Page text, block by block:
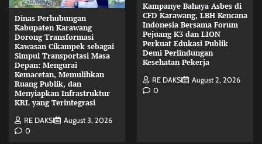
Dinas Perhubungan
Kabupaten Karawang
Dorong Transformasi
Kawasan Cikampek sebagai
Simpul Transportasi Masa
Depan: Mengurai
Kemacetan, Memulihkan
Ruang Publik, dan
Menyiapkan Infrastruktur
KRL yang Terintegrasi
RE DAKSI
August 3, 2026
0
Kampanye Bahaya Asbes di
CFD Karawang, LBH Kencana
Indonesia Bersama Forum
Pejuang K3 dan LION
Perkuat Edukasi Publik
Demi Perlindungan
Kesehatan Pekerja
RE DAKSI
August 2, 2026
0